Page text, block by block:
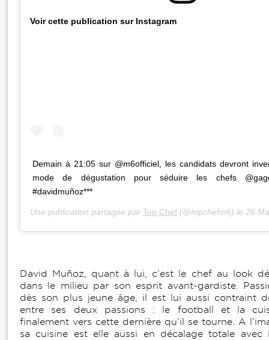
Voir cette publication sur Instagram
Demain à 21:05 sur @m6officiel, les candidats devront
mode de dégustation pour séduire les chefs
#davidmuñoz***
Une publication partagée par Top Chef (@topchefm6) le 26 Mai
David Muñoz, quant à lui, c’est le chef au look
dans le milieu par son esprit avant-gardiste.
dès son plus jeune âge, il est lui aussi contraint
entre ses deux passions : le football et la
finalement vers cette dernière qu’il se tourne. A
sa cuisine est elle aussi en décalage totale avec